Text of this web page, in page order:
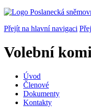
Přejít na hlavní navigaci
Volební
Úvod
Členové
Dokumenty
Kontakty